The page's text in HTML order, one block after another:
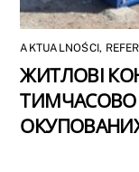
AKTUALNOŚCI,
ЖИТЛОВІ
ТИМЧАСОВО